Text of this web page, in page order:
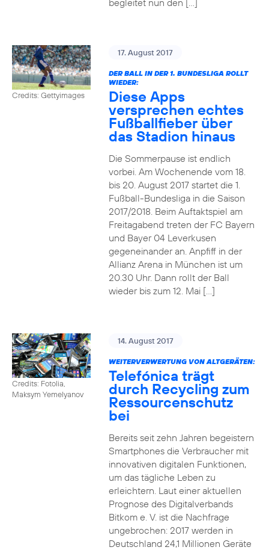
begleitet nun den […]
Credits: Gettyimages
17. August 2017
DER BALL IN DER 1. BUNDESLIGA ROLLT
WIEDER:
Diese Apps
versprechen echtes
Fußballfieber über
das Stadion hinaus
Die Sommerpause ist endlich
vorbei. Am Wochenende vom 18.
bis 20. August 2017 startet die 1.
Fußball-Bundesliga in die Saison
2017/2018. Beim Auftaktspiel am
Freitagabend treten der FC Bayern
und Bayer 04 Leverkusen
gegeneinander an. Anpfiff in der
Allianz Arena in München ist um
20.30 Uhr. Dann rollt der Ball
wieder bis zum 12. Mai […]
Credits: Fotolia,
Maksym Yemelyanov
14. August 2017
WEITERVERWERTUNG VON ALTGERÄTEN:
Telefónica trägt
durch Recycling zum
Ressourcenschutz
bei
Bereits seit zehn Jahren begeistern
Smartphones die Verbraucher mit
innovativen digitalen Funktionen,
um das tägliche Leben zu
erleichtern. Laut einer aktuellen
Prognose des Digitalverbands
Bitkom e. V. ist die Nachfrage
ungebrochen: 2017 werden in
Deutschland 24,1 Millionen Geräte